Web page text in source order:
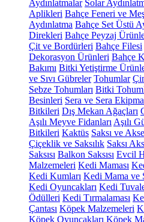
Aydınlatmalar Solar
Aplikleri Bahçe Feneri ve
Aydınlatma Bahçe Set Üstü
Direkleri Bahçe Peyzaj
Çit ve Bordürleri Bahçe Filesi
Dekorasyon Ürünleri Bahçe
Bakımı Bitki Yetiştirme
ve Sıvı Gübreler Tohumlar
Sebze Tohumları Bitki
Besinleri Sera ve Sera
Bitkileri Dış Mekan Ağaçları
Aşılı Meyve Fidanları Aşılı
Bitkileri Kaktüs Saksı ve
Çiçeklik ve Saksılık Saksı
Saksısı Balkon Saksısı Evcil
Malzemeleri Kedi Maması
Kedi Kumları Kedi Mama ve
Kedi Oyuncakları Kedi
Ödülleri Kedi Tırmalaması
Çantası Köpek Malzemeleri
Köpek Oyuncakları Köpek